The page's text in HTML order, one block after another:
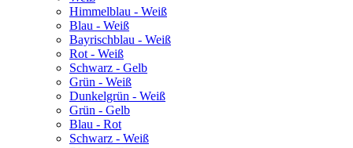
Himmelblau - Weiß
Blau - Weiß
Bayrischblau - Weiß
Rot - Weiß
Schwarz - Gelb
Grün - Weiß
Dunkelgrün - Weiß
Grün - Gelb
Blau - Rot
Schwarz - Weiß